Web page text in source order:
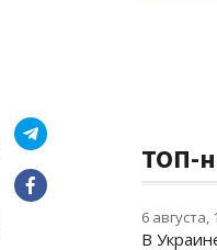
ТОП-
6 августа,
В